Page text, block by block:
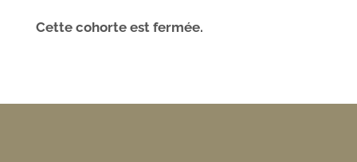
Cette cohorte est fermée.